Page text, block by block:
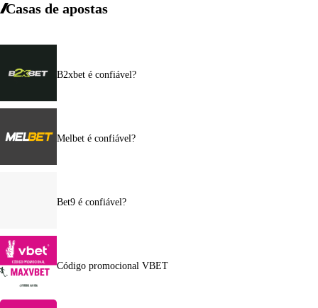
Casas de apostas
B2xbet é confiável?
Melbet é confiável?
Bet9 é confiável?
Código promocional VBET